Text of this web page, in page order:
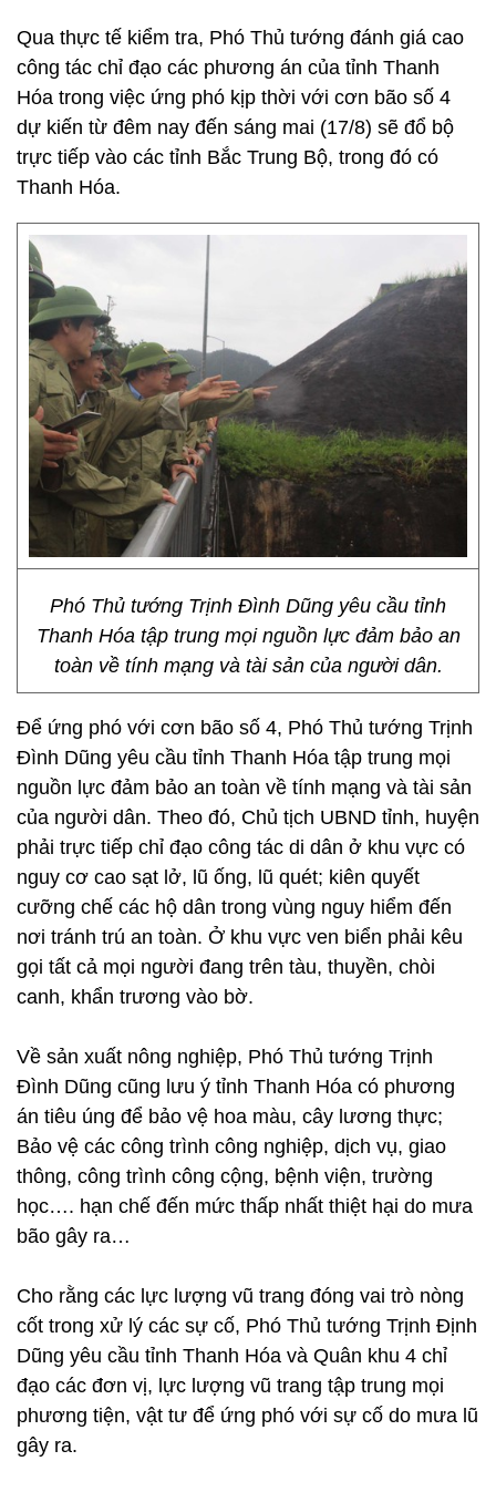
Qua thực tế kiểm tra, Phó Thủ tướng đánh giá cao
công tác chỉ đạo các phương án của tỉnh Thanh
Hóa trong việc ứng phó kịp thời với cơn bão số 4
dự kiến từ đêm nay đến sáng mai (17/8) sẽ đổ bộ
trực tiếp vào các tỉnh Bắc Trung Bộ, trong đó có
Thanh Hóa.
Phó Thủ tướng Trịnh Đình Dũng yêu cầu tỉnh
Thanh Hóa tập trung mọi nguồn lực đảm bảo an
toàn về tính mạng và tài sản của người dân.
Để ứng phó với cơn bão số 4, Phó Thủ tướng Trịnh
Đình Dũng yêu cầu tỉnh Thanh Hóa tập trung mọi
nguồn lực đảm bảo an toàn về tính mạng và tài sản
của người dân. Theo đó, Chủ tịch UBND tỉnh, huyện
phải trực tiếp chỉ đạo công tác di dân ở khu vực có
nguy cơ cao sạt lở, lũ ống, lũ quét; kiên quyết
cưỡng chế các hộ dân trong vùng nguy hiểm đến
nơi tránh trú an toàn. Ở khu vực ven biển phải kêu
gọi tất cả mọi người đang trên tàu, thuyền, chòi
canh, khẩn trương vào bờ.
Về sản xuất nông nghiệp, Phó Thủ tướng Trịnh
Đình Dũng cũng lưu ý tỉnh Thanh Hóa có phương
án tiêu úng để bảo vệ hoa màu, cây lương thực;
Bảo vệ các công trình công nghiệp, dịch vụ, giao
thông, công trình công cộng, bệnh viện, trường
học…. hạn chế đến mức thấp nhất thiệt hại do mưa
bão gây ra…
Cho rằng các lực lượng vũ trang đóng vai trò nòng
cốt trong xử lý các sự cố, Phó Thủ tướng Trịnh Định
Dũng yêu cầu tỉnh Thanh Hóa và Quân khu 4 chỉ
đạo các đơn vị, lực lượng vũ trang tập trung mọi
phương tiện, vật tư để ứng phó với sự cố do mưa lũ
gây ra.